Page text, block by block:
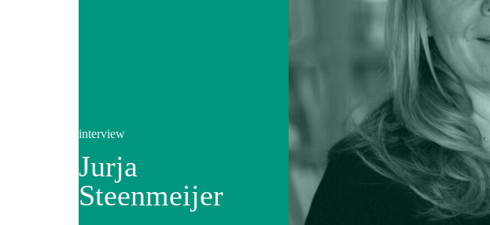
interview
Jurja
Steenmeijer